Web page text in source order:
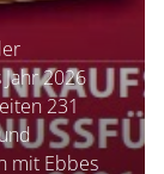
2026
231
mit Ebbes